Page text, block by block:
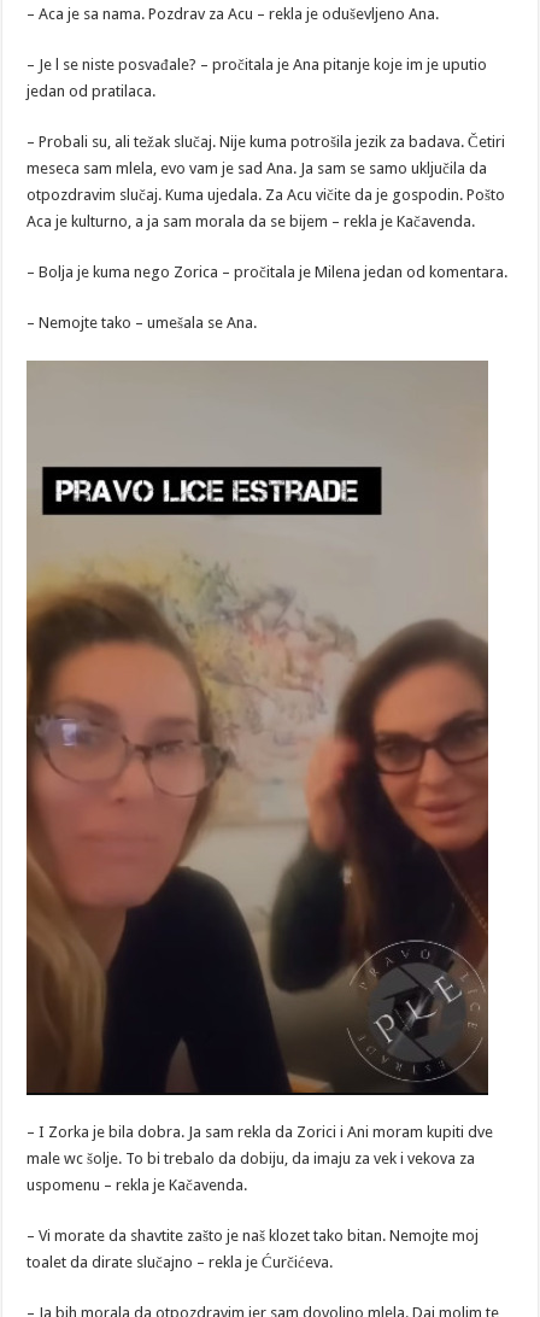
– Aca je sa nama. Pozdrav za Acu – rekla je oduševljeno Ana.
– Je l se niste posvađale? – pročitala je Ana pitanje koje im je uputio
jedan od pratilaca.
– Probali su, ali težak slučaj. Nije kuma potrošila jezik za badava. Četiri
meseca sam mlela, evo vam je sad Ana. Ja sam se samo uključila da
otpozdravim slučaj. Kuma ujedala. Za Acu vičite da je gospodin. Pošto
Aca je kulturno, a ja sam morala da se bijem – rekla je Kačavenda.
– Bolja je kuma nego Zorica – pročitala je Milena jedan od komentara.
– Nemojte tako – umešala se Ana.
– I Zorka je bila dobra. Ja sam rekla da Zorici i Ani moram kupiti dve
male wc šolje. To bi trebalo da dobiju, da imaju za vek i vekova za
uspomenu – rekla je Kačavenda.
– Vi morate da shavtite zašto je naš klozet tako bitan. Nemojte moj
toalet da dirate slučajno – rekla je Ćurčićeva.
– Ja bih morala da otpozdravim jer sam dovoljno mlela. Daj molim te,